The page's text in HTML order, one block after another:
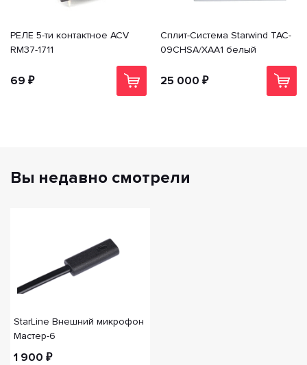
РЕЛЕ 5-ти контактное ACV
RM37-1711
69 ₽
Сплит-Система Starwind TAC-
09CHSA/XAA1 белый
25 000 ₽
Вы недавно смотрели
StarLine Внешний микрофон
Мастер-6
1 900 ₽